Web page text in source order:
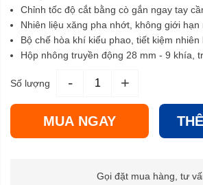
Chỉnh tốc độ cắt bằng cò gắn ngay tay
Nhiên liệu xăng pha nhớt, không giới hạn
Bộ chế hòa khí kiểu phao, tiết kiệm nhiên
Hộp nhông truyền động 28 mm - 9 khía,
Số lượng - +
MUA NGAY
Gọi đặt mua hàng, tư